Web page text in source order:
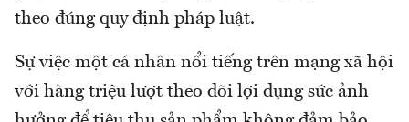
theo đúng quy định pháp luật.
Sự việc một cá nhân nổi tiếng trên mạng xã hội
với hàng triệu lượt theo dõi lợi dụng sức ảnh